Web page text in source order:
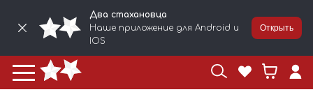
Два стахановца
Наше приложение для Android и
IOS
Открыть